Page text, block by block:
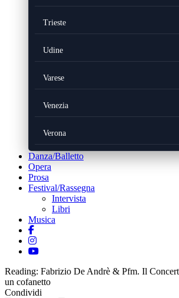
Trieste
Udine
Varese
Venezia
Verona
Danza/Balletto
Opera
Prosa
Festival/Rassegna
Intervista
Libri
Musica
Reading: Fabrizio De Andrè & Pfm. Il
un cofanetto
Condividi